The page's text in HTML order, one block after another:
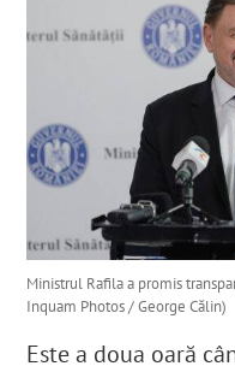
Ministrul Rafila a promis
Inquam Photos / George Călin)
Este a doua oară